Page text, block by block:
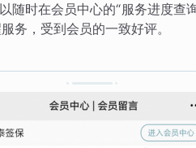
随时在会员中心的“服务进度查
务，受到会员的一致好评。